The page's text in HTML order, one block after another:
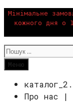
Перейти
вмісту
Мінімальне
кожного дня о
Пошук:
Пошук
Меню
Про нас |